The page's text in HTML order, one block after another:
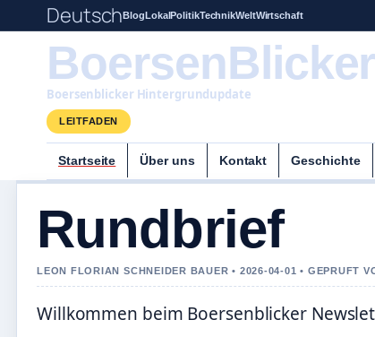
DeutschBlogLokalPolitikTechnikWeltWirtschaft
Boersenblicker Hintergrundupdate
LEITFADEN
Startseite Über uns Kontakt Geschichte
Rundbrief
LEON FLORIAN SCHNEIDER BAUER • 2026-04-01 • GEPRUFT
Willkommen beim Boersenblicker